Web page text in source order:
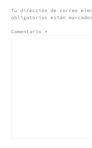
Tu dirección de correo
obligatorios están
Comentario *